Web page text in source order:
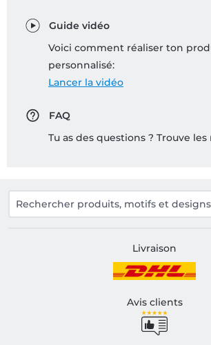
Guide vidéo
Voici comment réaliser ton
personnalisé:
Lancer la vidéo
FAQ
Tu as des questions ? Trouve
Livraison
Avis clients